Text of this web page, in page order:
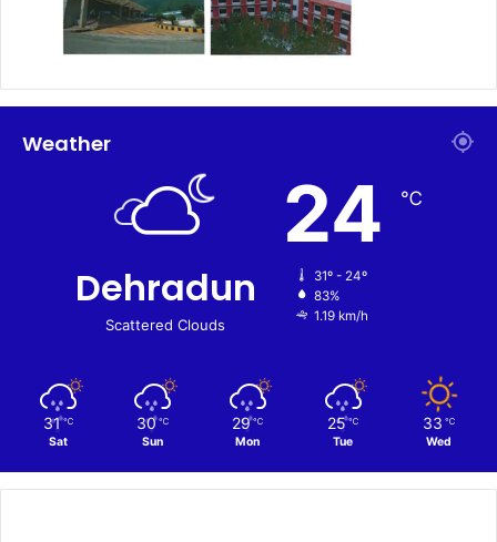
Weather
Dehradun
Scattered Clouds
24 ℃
31º - 24º
83%
1.19 km/h
31 ℃
Sat
30 ℃
Sun
29 ℃
Mon
25 ℃
Tue
33 ℃
Wed